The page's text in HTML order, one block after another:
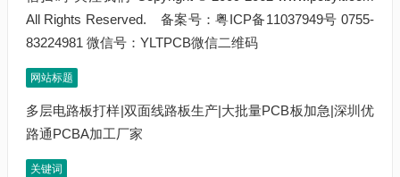
网站标题
多层电路板打样|双面线路板生产|大批量PCB板加急|深圳优
路通PCBA加工厂家
关键词